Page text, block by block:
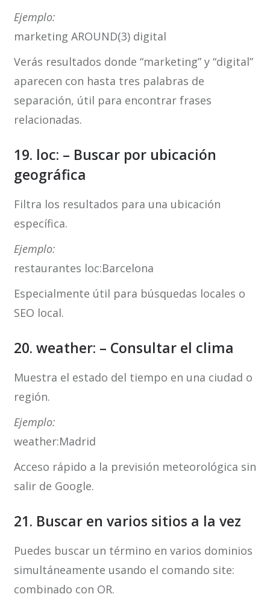
Ejemplo:
marketing AROUND(3) digital
Verás resultados donde “marketing” y “digital”
aparecen con hasta tres palabras de
separación, útil para encontrar frases
relacionadas.
19. loc: – Buscar por ubicación
geográfica
Filtra los resultados para una ubicación
específica.
Ejemplo:
restaurantes loc:Barcelona
Especialmente útil para búsquedas locales o
SEO local.
20. weather: – Consultar el clima
Muestra el estado del tiempo en una ciudad o
región.
Ejemplo:
weather:Madrid
Acceso rápido a la previsión meteorológica sin
salir de Google.
21. Buscar en varios sitios a la vez
Puedes buscar un término en varios dominios
simultáneamente usando el comando site:
combinado con OR.